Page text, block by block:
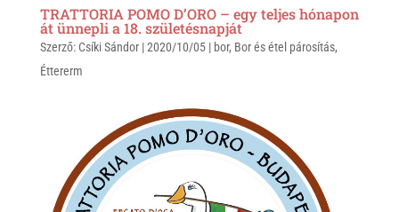
TRATTORIA POMO D’ORO – egy teljes hónapon
át ünnepli a 18. születésnapját
Szerző: Csíki Sándor|2020/10/05| bor, Bor és étel párosítás,
Éttererm